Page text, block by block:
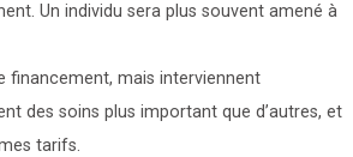
Un individu sera plus souvent amené à
financement, mais interviennent
des soins plus important que d’autres, et
tarifs.